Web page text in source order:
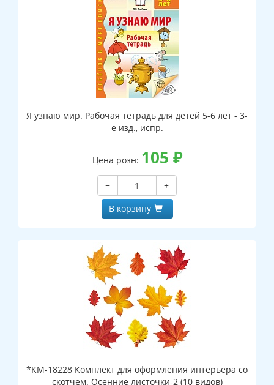
Я узнаю мир. Рабочая тетрадь для детей 5-6 лет - 3-
е изд., испр.
Цена розн: 105 ₽
−
+
В корзину
*КМ-18228 Комплект для оформления интерьера со
скотчем. Осенние листочки-2 (10 видов)